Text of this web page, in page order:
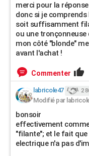
merci pour la
donc si je
soit suffisamment
ou une tronçonneuse
mon côté "blonde"
avant l'achat !
Commenter
labricole47 2
Modifié par
bonsoir
effectivement
"filante"; et le fait
electrique n'a pas